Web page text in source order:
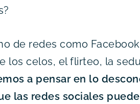
de redes como
los celos, el flirteo, la
a pensar en lo
las redes sociales